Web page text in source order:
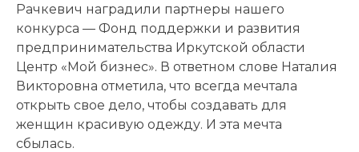
Рачкевич наградили партнеры нашего
конкурса — Фонд поддержки и развития
предпринимательства Иркутской области
Центр «Мой бизнес». В ответном слове Наталия
Викторовна отметила, что всегда мечтала
открыть свое дело, чтобы создавать для
женщин красивую одежду. И эта мечта
сбылась.